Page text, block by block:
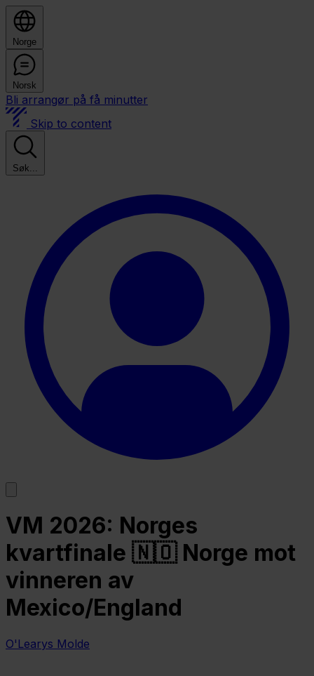
Norge
Norsk
Bli arrangør på få minutter
Skip to content
Søk...
VM 2026: Norges
kvartfinale 🇳🇴 Norge mot
vinneren av
Mexico/England
O'Learys Molde